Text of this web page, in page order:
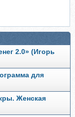
2.0» (Игорь
для
Женская